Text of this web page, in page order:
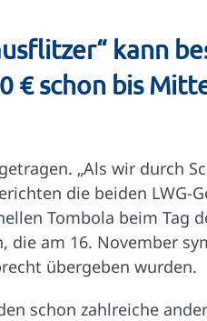
kann
€ schon bis
„Als wir durch
die beiden LWG-
Tombola beim Tag
die am 16. November
übergeben wurden.
schon zahlreiche